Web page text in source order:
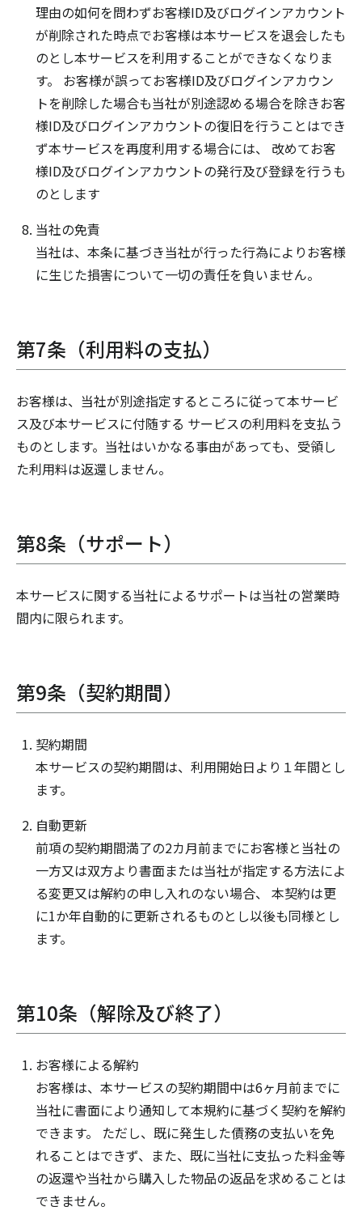
理由の如何を問わずお客様ID及びログインアカウント
が削除された時点でお客様は本サービスを退会したも
のとし本サービスを利用することができなくなりま
す。 お客様が誤ってお客様ID及びログインアカウン
トを削除した場合も当社が別途認める場合を除きお客
様ID及びログインアカウントの復旧を行うことはでき
ず本サービスを再度利用する場合には、 改めてお客
様ID及びログインアカウントの発行及び登録を行うも
のとします
当社の免責
当社は、本条に基づき当社が行った行為によりお客様
に生じた損害について一切の責任を負いません。
第7条（利用料の支払）
お客様は、当社が別途指定するところに従って本サービ
ス及び本サービスに付随する サービスの利用料を支払う
ものとします。当社はいかなる事由があっても、受領し
た利用料は返還しません。
第8条（サポート）
本サービスに関する当社によるサポートは当社の営業時
間内に限られます。
第9条（契約期間）
契約期間
本サービスの契約期間は、利用開始日より１年間とし
ます。
自動更新
前項の契約期間満了の2カ月前までにお客様と当社の
一方又は双方より書面または当社が指定する方法によ
る変更又は解約の申し入れのない場合、 本契約は更
に1か年自動的に更新されるものとし以後も同様とし
ます。
第10条（解除及び終了）
お客様による解約
お客様は、本サービスの契約期間中は6ヶ月前までに
当社に書面により通知して本規約に基づく契約を解約
できます。 ただし、既に発生した債務の支払いを免
れることはできず、また、既に当社に支払った料金等
の返還や当社から購入した物品の返品を求めることは
できません。